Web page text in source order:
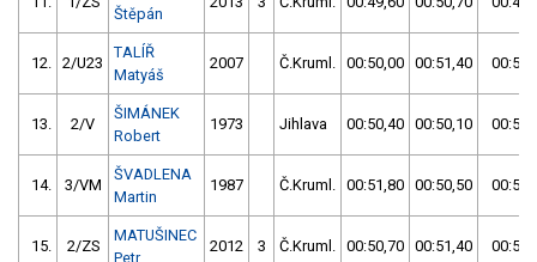
Štěpán
12. 2/U23
TALÍŘ
Matyáš
2007 Č.Kruml. 00:50,00 00:51,40
13. 2/V
ŠIMÁNEK
Robert
1973 Jihlava 00:50,40 00:50,10
14. 3/VM
ŠVADLENA
Martin
1987 Č.Kruml. 00:51,80 00:50,50
15. 2/ZS
MATUŠINEC
Petr
2012 3 Č.Kruml. 00:50,70 00:51,40